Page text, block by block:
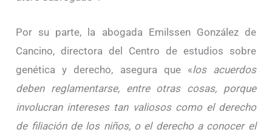
Por su parte, la abogada Emilssen González de
Cancino, directora del Centro de estudios sobre
genética y derecho, asegura que «los acuerdos
deben reglamentarse, entre otras cosas, porque
involucran intereses tan valiosos como el derecho
de filiación de los niños, o el derecho a conocer el